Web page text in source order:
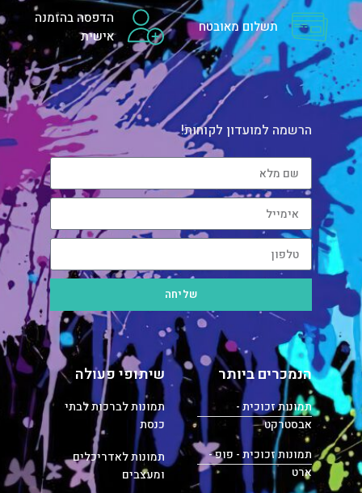
תשלום מאובטח
הדפסה בהזמנה
אישית
הרשמה למועדון לקוחות!
שליחה
הנמכרים ביותר
תמונות זכוכית -
אבסטרקט
תמונות זכוכית - פופ -
ארט
שיתופי פעולה
תמונות לברכות לבתי
כנסת
תמונות לאדריכלים
ומעצבים